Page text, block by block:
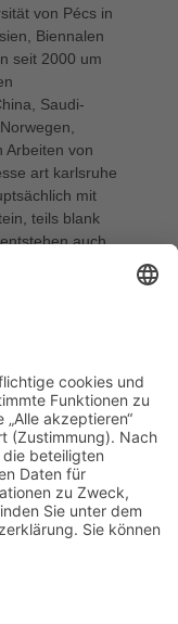
von Pécs in
Biennalen
seit 2000 um
Saudi-
Arbeiten von
art karlsruhe
mit
teils blank
auch
befinden
und arbeitet in